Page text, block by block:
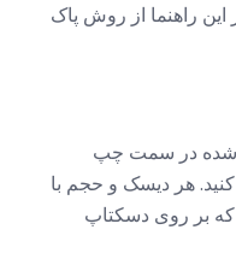
این راهنما از روش پاک
شده در سمت چپ
کنید. هر دیسک و حجم با
بر روی دسکتاپ